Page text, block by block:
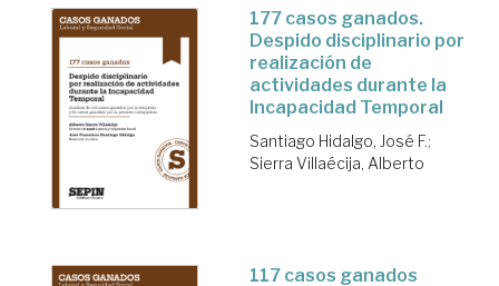
177 casos ganados.
Despido disciplinario por
realización de
actividades durante la
Incapacidad Temporal
Santiago Hidalgo, José F.;
Sierra Villaécija, Alberto
117 casos ganados